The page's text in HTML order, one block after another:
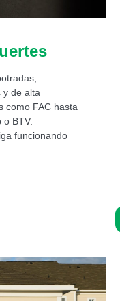
y de alta
como FAC hasta
BTV.
funcionando